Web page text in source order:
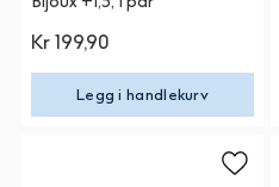
Kr 199,90
Legg i handlekurv